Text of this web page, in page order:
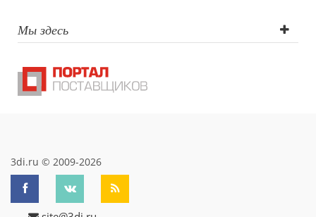
Мы здесь
3di.ru © 2009-2026